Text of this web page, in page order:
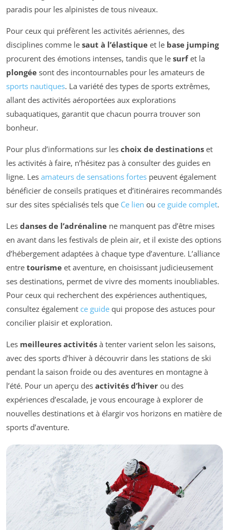
paradis pour les alpinistes de tous niveaux.
Pour ceux qui préfèrent les activités aériennes, des
disciplines comme le saut à l’élastique et le base jumping
procurent des émotions intenses, tandis que le surfet la
plongée sont des incontournables pour les amateurs de
sports nautiques. La variété des types de sports extrêmes,
allant des activités aéroportées aux explorations
subaquatiques, garantit que chacun pourra trouver son
bonheur.
Pour plus d’informations sur les choix de destinations et
les activités à faire, n’hésitez pas à consulter des guides en
ligne. Les amateurs de sensations fortes peuvent également
bénéficier de conseils pratiques et d’itinéraires recommandés
sur des sites spécialisés tels que Ce lien ou ce guide complet.
Les danses de l’adrénaline ne manquent pas d’être mises
en avant dans les festivals de plein air, et il existe des options
d’hébergement adaptées à chaque type d’aventure. L’alliance
entre tourisme et aventure, en choisissant judicieusement
ses destinations, permet de vivre des moments inoubliables.
Pour ceux qui recherchent des expériences authentiques,
consultez également ce guide qui propose des astuces pour
concilier plaisir et exploration.
Les meilleures activités à tenter varient selon les saisons,
avec des sports d’hiver à découvrir dans les stations de ski
pendant la saison froide ou des aventures en montagne à
l’été. Pour un aperçu des activités d’hiver ou des
expériences d’escalade, je vous encourage à explorer de
nouvelles destinations et à élargir vos horizons en matière de
sports d’aventure.